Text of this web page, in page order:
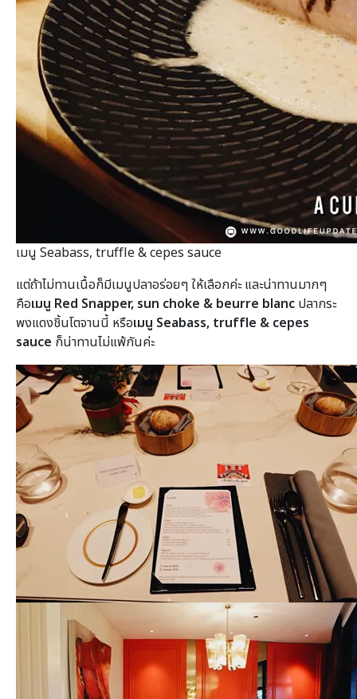
เมนู Seabass, truffle & cepes sauce
แต่ถ้าไม่ทานเนื้อก็มีเมนูปลาอร่อยๆ ให้เลือกค่ะ และน่าทานมากๆ
คือเมนู Red Snapper, sun choke & beurre blanc ปลากระ
พงแดงชิ้นโตจานนี้ หรือเมนู Seabass, truffle & cepes
sauce ก็น่าทานไม่แพ้กันค่ะ